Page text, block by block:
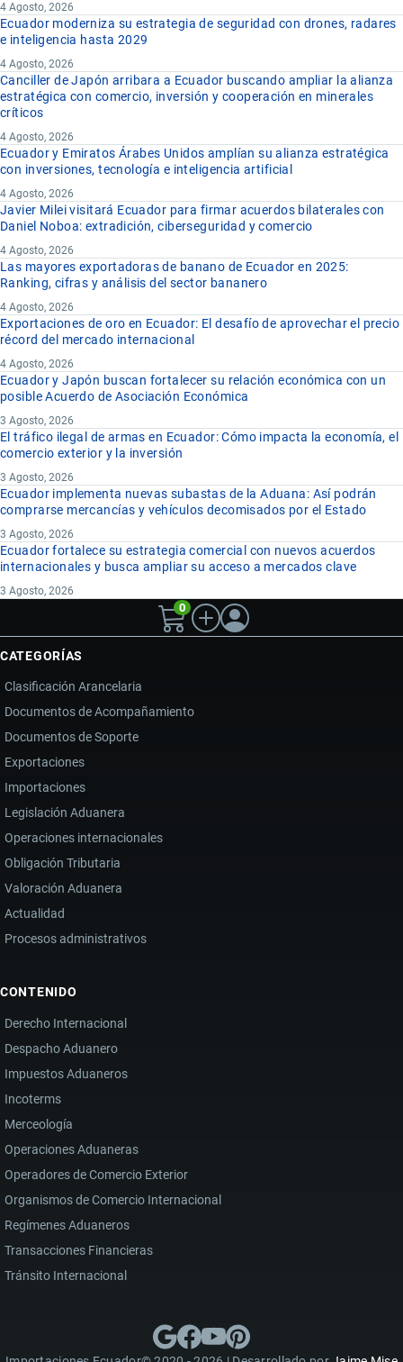
4 Agosto, 2026
Ecuador moderniza su estrategia de seguridad con drones, radares
e inteligencia hasta 2029
4 Agosto, 2026
Canciller de Japón arribara a Ecuador buscando ampliar la alianza
estratégica con comercio, inversión y cooperación en minerales
críticos
4 Agosto, 2026
Ecuador y Emiratos Árabes Unidos amplían su alianza estratégica
con inversiones, tecnología e inteligencia artificial
4 Agosto, 2026
Javier Milei visitará Ecuador para firmar acuerdos bilaterales con
Daniel Noboa: extradición, ciberseguridad y comercio
4 Agosto, 2026
Las mayores exportadoras de banano de Ecuador en 2025:
Ranking, cifras y análisis del sector bananero
4 Agosto, 2026
Exportaciones de oro en Ecuador: El desafío de aprovechar el precio
récord del mercado internacional
4 Agosto, 2026
Ecuador y Japón buscan fortalecer su relación económica con un
posible Acuerdo de Asociación Económica
3 Agosto, 2026
El tráfico ilegal de armas en Ecuador: Cómo impacta la economía, el
comercio exterior y la inversión
3 Agosto, 2026
Ecuador implementa nuevas subastas de la Aduana: Así podrán
comprarse mercancías y vehículos decomisados por el Estado
3 Agosto, 2026
Ecuador fortalece su estrategia comercial con nuevos acuerdos
internacionales y busca ampliar su acceso a mercados clave
3 Agosto, 2026
0
CATEGORÍAS
Clasificación Arancelaria
Documentos de Acompañamiento
Documentos de Soporte
Exportaciones
Importaciones
Legislación Aduanera
Operaciones internacionales
Obligación Tributaria
Valoración Aduanera
Actualidad
Procesos administrativos
CONTENIDO
Derecho Internacional
Despacho Aduanero
Impuestos Aduaneros
Incoterms
Merceología
Operaciones Aduaneras
Operadores de Comercio Exterior
Organismos de Comercio Internacional
Regímenes Aduaneros
Transacciones Financieras
Tránsito Internacional